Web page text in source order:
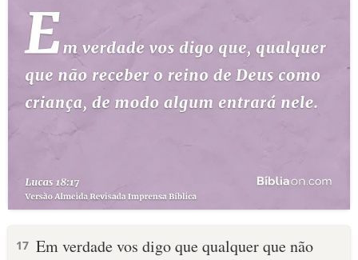
17 Em verdade vos digo que qualquer que não